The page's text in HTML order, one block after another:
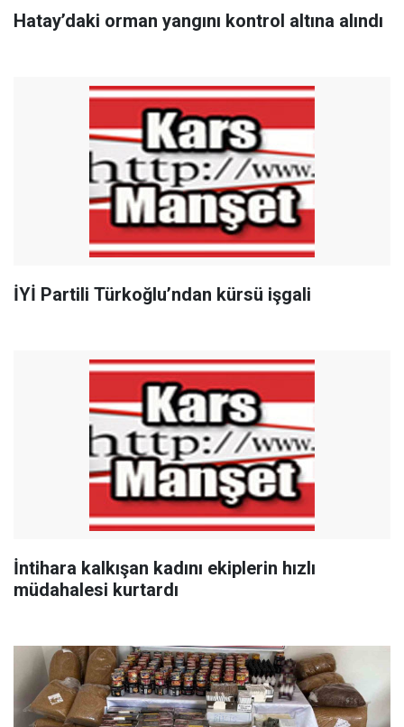
Hatay’daki orman yangını kontrol altına alındı
İYİ Partili Türkoğlu’ndan kürsü işgali
İntihara kalkışan kadını ekiplerin hızlı
müdahalesi kurtardı